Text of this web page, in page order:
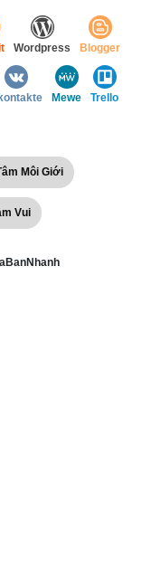
Wordpress Blogger
Mewe Trello
Môi Giới
Vui